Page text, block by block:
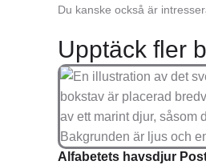
Du kanske också är
Upptäck fler
Alfabetets havsdjur